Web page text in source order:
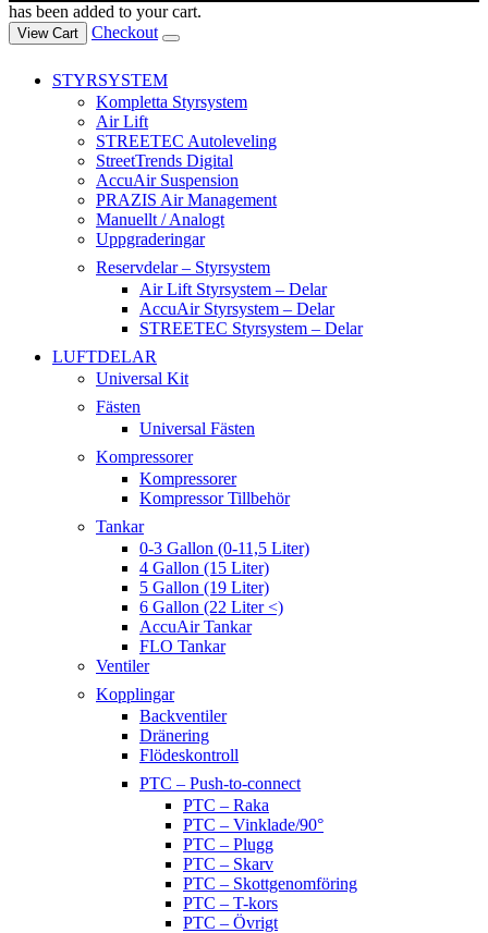
has been added to your cart.
View Cart Checkout
STYRSYSTEM
Kompletta Styrsystem
Air Lift
STREETEC Autoleveling
StreetTrends Digital
AccuAir Suspension
PRAZIS Air Management
Manuellt / Analogt
Uppgraderingar
Reservdelar – Styrsystem
Air Lift Styrsystem – Delar
AccuAir Styrsystem – Delar
STREETEC Styrsystem – Delar
LUFTDELAR
Universal Kit
Fästen
Universal Fästen
Kompressorer
Kompressorer
Kompressor Tillbehör
Tankar
0-3 Gallon (0-11,5 Liter)
4 Gallon (15 Liter)
5 Gallon (19 Liter)
6 Gallon (22 Liter <)
AccuAir Tankar
FLO Tankar
Ventiler
Kopplingar
Backventiler
Dränering
Flödeskontroll
PTC – Push-to-connect
PTC – Raka
PTC – Vinklade/90°
PTC – Plugg
PTC – Skarv
PTC – Skottgenomföring
PTC – T-kors
PTC – Övrigt